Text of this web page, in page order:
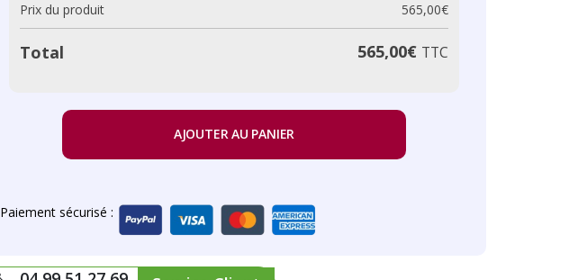
Prix du produit
565,00€
Total 565,00€ TTC
AJOUTER AU PANIER
Paiement sécurisé :